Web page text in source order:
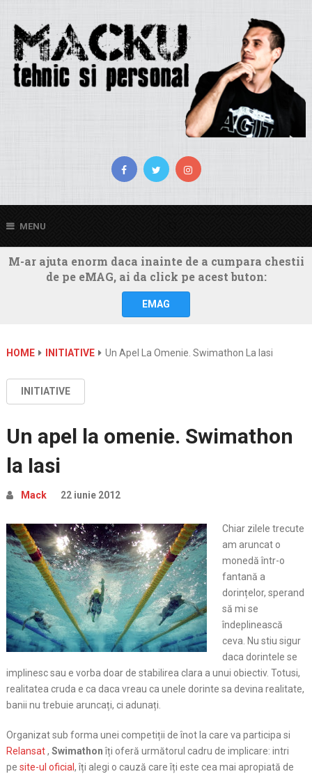
MENU
M-ar ajuta enorm daca inainte de a cumpara chestii
de pe eMAG, ai da click pe acest buton:
EMAG
HOME INITIATIVE Un Apel La Omenie. Swimathon La Iasi
INITIATIVE
Un apel la omenie. Swimathon
la Iasi
Mack 22 iunie 2012
Chiar zilele trecute
am aruncat o
monedă într-o
fantană a
dorințelor, sperand
să mi se
îndeplinească
ceva. Nu stiu sigur
daca dorintele se
implinesc sau e vorba doar de stabilirea clara a unui obiectiv. Totusi,
realitatea cruda e ca daca vreau ca unele dorinte sa devina realitate,
banii nu trebuie aruncați, ci adunați.
Organizat sub forma unei competiții de înot la care va participa si
Relansat, Swimathonîți oferă următorul cadru de implicare: intri
pe site-ul oficial , îți alegi o cauză care îți este cea mai apropiată de